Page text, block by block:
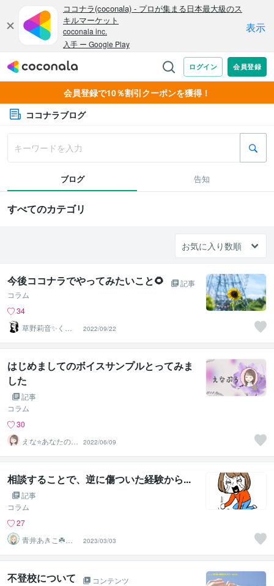
会員登録で10％割引クーポンを獲得！
ココナラブログ
ブログ 告知
すべてのカテゴリ
今後ココナラでやってみたいこと🌻
記事
コラム
34
草野莉音✨くさ
のりお
2022/09/22
はじめましてのボイスサンプルとってみま
した
記事
コラム
30
えな⭐️あなたのポ
ジティブ応援団
2022/06/09
相談することで、逆に傷ついた経験から...
記事
コラム
27
青井あきこ☘️心
の回復所
2023/03/03
不登校について
コンテンツ